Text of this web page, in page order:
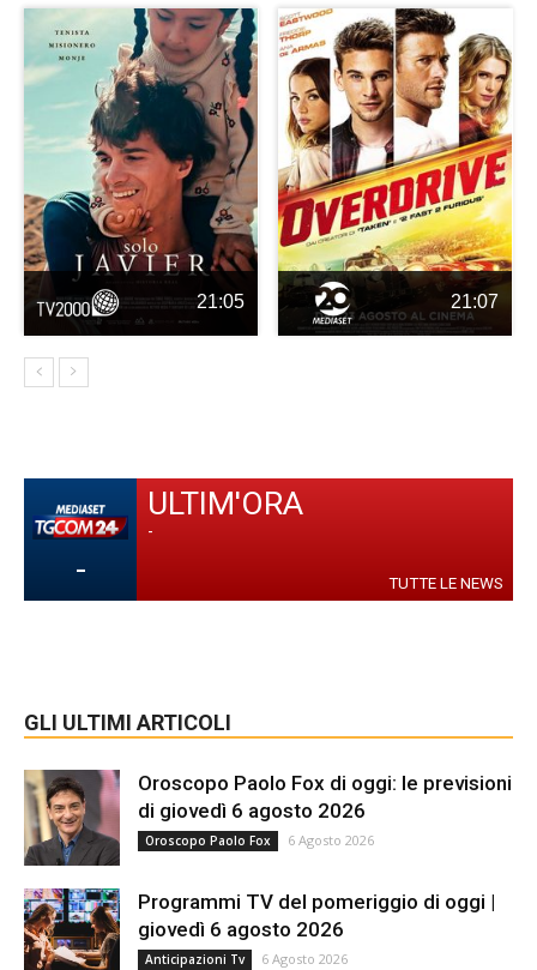
21:05 21:07
-
ULTIM'ORA
-
TUTTE LE NEWS
GLI ULTIMI ARTICOLI
Oroscopo Paolo Fox di oggi: le previsioni
di giovedì 6 agosto 2026
Oroscopo Paolo Fox 6 Agosto 2026
Programmi TV del pomeriggio di oggi |
giovedì 6 agosto 2026
Anticipazioni Tv 6 Agosto 2026